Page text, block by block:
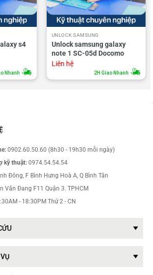
s4
Nhanh
UNLOCK SAMSUNG
Unlock samsung galaxy
note 1 SC-05d Docomo
Liên hệ
2H Giao Nhanh
0902.60.50.60 (8h30 - 19h30 mỗi ngày)
kỹ thuật: 0974.54.54.54
Đông, F Bình Hưng Hoà A, Q Bình Tân
Văn Đang F11 Quận 3. TPHCM
- 18:30PM Thứ 2 - CN